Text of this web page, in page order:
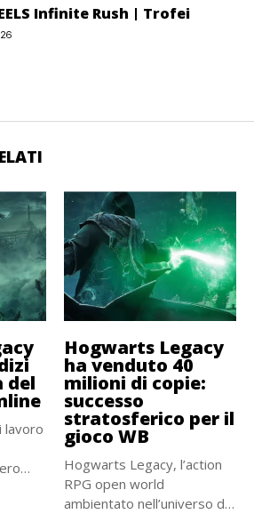
Infinite Rush | Trofei
del
lavoro
Hogwarts Legacy
ha venduto 40
milioni di copie:
successo
stratosferico per il
gioco WB
Hogwarts Legacy, l’action
RPG open world
ambientato nell’universo di